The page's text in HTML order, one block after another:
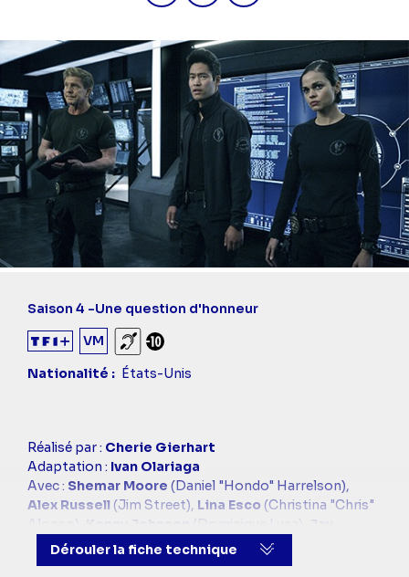
Saison 4 -Une question d'honneur
VM
Sourds et malentendants
Déconseillé aux -10 ans
Nationalité
États-Unis
Casting
simba
Réalisé par : Cherie Gierhart
Adaptation : Ivan Olariaga
Avec : Shemar Moore (Daniel "Hondo" Harrelson),
Alex Russell (Jim Street), Lina Esco (Christina "Chris"
Alonso),
(Dominique Luca),
Harrington
(David "Deacon" Kay), David Lim
Dérouler la fiche technique